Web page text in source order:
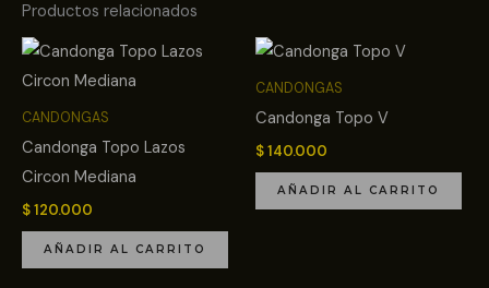
Productos relacionados
CANDONGAS
Candonga Topo Lazos
Circon Mediana
$120.000
AÑADIR AL CARRITO
CANDONGAS
Candonga Topo V
$140.000
AÑADIR AL CARRITO